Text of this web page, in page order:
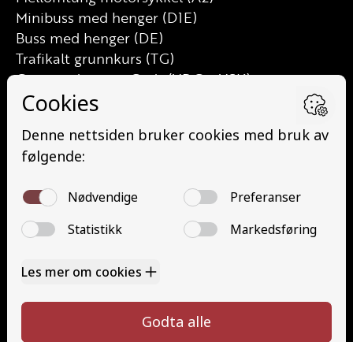
Minibuss med henger (D1E)
Buss med henger (DE)
Trafikalt grunnkurs (TG)
Grunnutdanning Gods (YDG – YSK)
Grunnutdanning Person (YDP – YSK)
YSK Gods etterutdanning (EYDG)
Nettbasert teorikurs (Teorikurs)
Løfteredskap G11 (Løfteredskap G11)
Lastebilkran (G8) (Lastebilkran (G8))
Motorsykkel (A)
Kontakt
Priser
info@halaasts.no